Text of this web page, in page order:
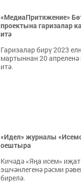
«МедиаПритяжение»
проектына гаризалар
итә
Гаризалар бирү 2023
мартыннан 20
итә.
«Идел» журналы
оештыра
Кичәдә «Яңа исем»
эшчәнлегенә рәсми
бирелә.